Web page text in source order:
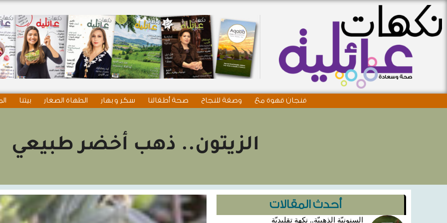
فنجان قهوة مع وصفة للنجاح صحة أطفالنا سكر و بهار الطهاة الصغار بيتنا
الزيتون.. ذهب أخضر طبيعي
أحدث المقالات
السنونيّة الذهبيّة.. نكهة تقليديّة